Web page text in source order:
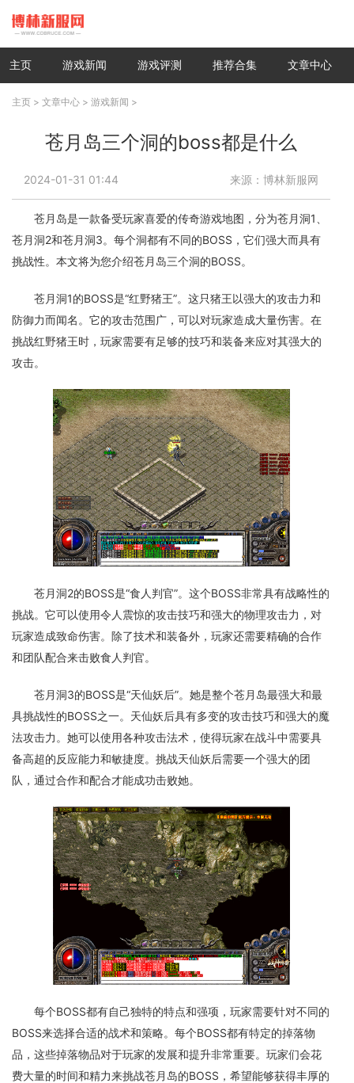
主页 游戏新闻 游戏评测 推荐合集 文章中心
主页 > 文章中心 > 游戏新闻 >
苍月岛三个洞的boss都是什么
2024-01-31 01:44 来源：博林新服网
苍月岛是一款备受玩家喜爱的传奇游戏地图，分为苍月洞1、
苍月洞2和苍月洞3。每个洞都有不同的BOSS，它们强大而具有
挑战性。本文将为您介绍苍月岛三个洞的BOSS。
苍月洞1的BOSS是“红野猪王”。这只猪王以强大的攻击力和
防御力而闻名。它的攻击范围广，可以对玩家造成大量伤害。在
挑战红野猪王时，玩家需要有足够的技巧和装备来应对其强大的
攻击。
苍月洞2的BOSS是“食人判官”。这个BOSS非常具有战略性的
挑战。它可以使用令人震惊的攻击技巧和强大的物理攻击力，对
玩家造成致命伤害。除了技术和装备外，玩家还需要精确的合作
和团队配合来击败食人判官。
苍月洞3的BOSS是“天仙妖后”。她是整个苍月岛最强大和最
具挑战性的BOSS之一。天仙妖后具有多变的攻击技巧和强大的魔
法攻击力。她可以使用各种攻击法术，使得玩家在战斗中需要具
备高超的反应能力和敏捷度。挑战天仙妖后需要一个强大的团
队，通过合作和配合才能成功击败她。
每个BOSS都有自己独特的特点和强项，玩家需要针对不同的
BOSS来选择合适的战术和策略。每个BOSS都有特定的掉落物
品，这些掉落物品对于玩家的发展和提升非常重要。玩家们会花
费大量的时间和精力来挑战苍月岛的BOSS，希望能够获得丰厚的